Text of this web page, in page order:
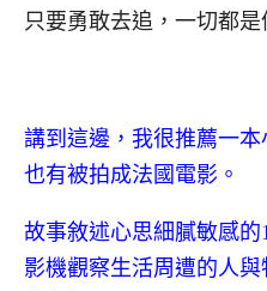
只要勇敢去追，一切都是
講到這邊，我很推薦一
也有被拍成法國電影。
故事敘述心思細膩敏感
影機觀察生活周遭的人